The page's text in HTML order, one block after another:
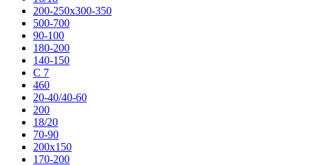
200-250х300-350
500-700
90-100
180-200
140-150
C 7
460
20-40/40-60
200
18/20
70-90
200х150
170-200